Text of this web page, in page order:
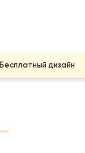
Бесплатный дизайн